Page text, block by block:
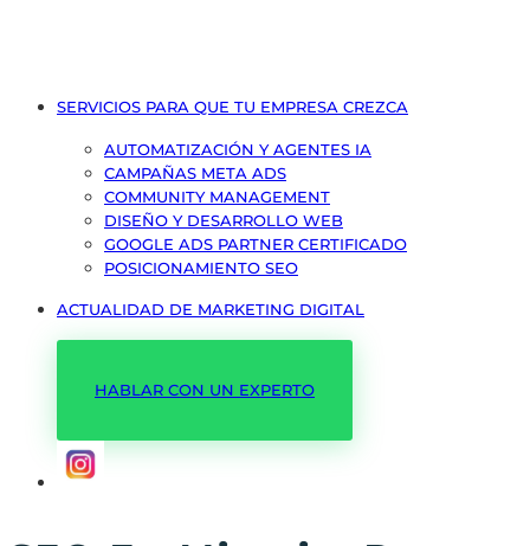
SERVICIOS PARA QUE TU EMPRESA CREZCA
AUTOMATIZACIÓN Y AGENTES IA
CAMPAÑAS META ADS
COMMUNITY MANAGEMENT
DISEÑO Y DESARROLLO WEB
GOOGLE ADS PARTNER CERTIFICADO
POSICIONAMIENTO SEO
ACTUALIDAD DE MARKETING DIGITAL
HABLAR CON UN EXPERTO